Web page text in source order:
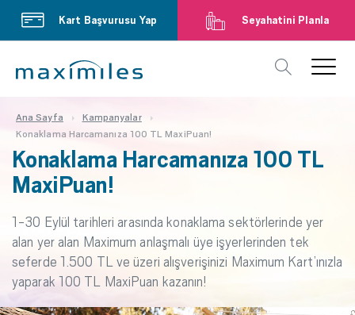
Kart Başvurusu Yap Seyahatini Planla
Ana Sayfa
Kampanyalar
Konaklama Harcamanıza 100 TL MaxiPuan!
Konaklama Harcamanıza 100 TL
MaxiPuan!
1-30 Eylül tarihleri arasında konaklama sektörlerinde yer
alan yer alan Maximum anlaşmalı üye işyerlerinden tek
seferde 1.500 TL ve üzeri alışverişinizi Maximum Kart’ınızla
yaparak 100 TL MaxiPuan kazanın!